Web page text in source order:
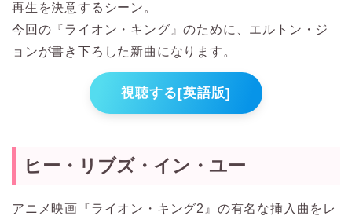
再生を決意するシーン。
今回の『ライオン・キング』のために、エルトン・ジ
ョンが書き下ろした新曲になります。
視聴する[英語版]
ヒー・リブズ・イン・ユー
アニメ映画『ライオン・キング2』の有名な挿入曲をレ